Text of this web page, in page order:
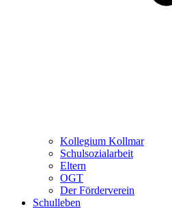
Kollegium Kollmar
Schulsozialarbeit
Eltern
OGT
Der Förderverein
Schulleben